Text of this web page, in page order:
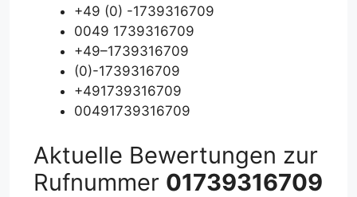
+49 (0) -1739316709
0049 1739316709
+49–1739316709
(0)-1739316709
+491739316709
00491739316709
Aktuelle Bewertungen zur
Rufnummer 01739316709